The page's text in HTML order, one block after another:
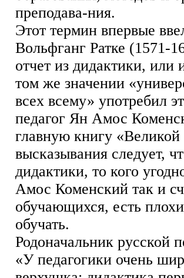
преподава-ния.
Этот термин впервые
Вольфганг Ратке (1571-
отчет из дидактики, или
том же значении
всех всему» употребил
педагог Ян Амос
главную книгу «Великой
высказывания следует,
дидактики, то кого
Амос Коменский так и
обучающихся, есть
обучать.
Родоначальник русской
«У педагогики очень